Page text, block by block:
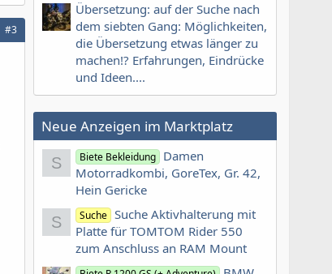
#3
Übersetzung: auf der Suche nach
dem siebten Gang: Möglichkeiten,
die Übersetzung etwas länger zu
machen!? Erfahrungen, Eindrücke
und Ideen....
Neue Anzeigen im Marktplatz
S Biete Bekleidung Damen
Motorradkombi, GoreTex, Gr. 42,
Hein Gericke
S Suche Suche Aktivhalterung mit
Platte für TOMTOM Rider 550
zum Anschluss an RAM Mount